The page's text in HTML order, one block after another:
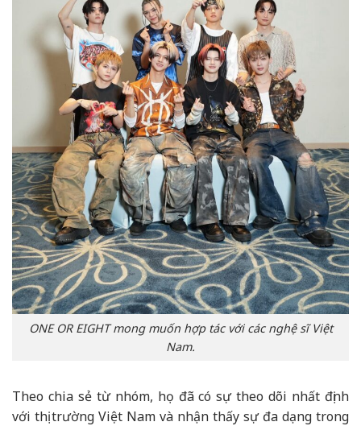
ONE OR EIGHT mong muốn hợp tác với các nghệ sĩ Việt
Nam.
Theo chia sẻ từ nhóm, họ đã có sự theo dõi nhất định
với thị trường Việt Nam và nhận thấy sự đa dạng trong